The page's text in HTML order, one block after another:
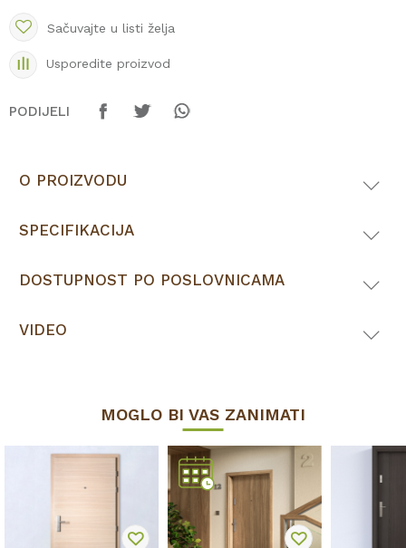
Sačuvajte u listi želja
Usporedite proizvod
PODIJELI
O PROIZVODU
SPECIFIKACIJA
DOSTUPNOST PO POSLOVNICAMA
VIDEO
MOGLO BI VAS ZANIMATI